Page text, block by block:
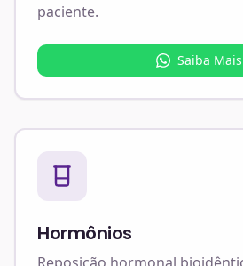
paciente.
Saiba Mais
Hormônios
Reposição hormonal